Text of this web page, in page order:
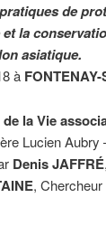
de
et la
asiatique.
à
la Vie
Lucien
Denis JAFFRÉ
, Chercheur